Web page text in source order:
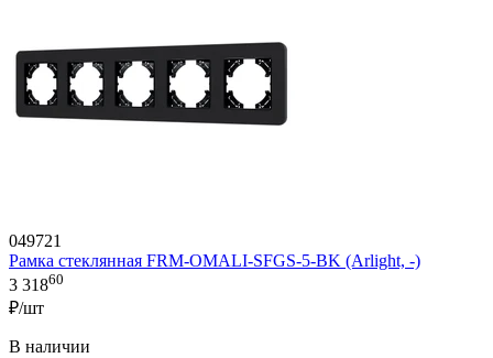
049721
Рамка стеклянная FRM-OMALI-SFGS-5-BK (Arlight, -)
3 31860
₽/шт
В наличии